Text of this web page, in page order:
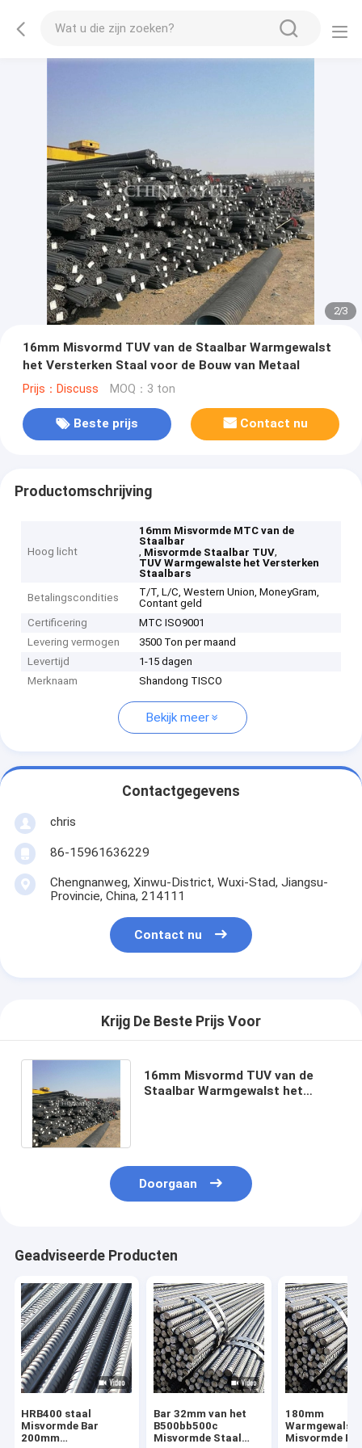
2/3
16mm Misvormd TUV van de Staalbar Warmgewalst
het Versterken Staal voor de Bouw van Metaal
Prijs：Discuss MOQ：3 ton
Beste prijs Contact nu
Productomschrijving
Hoog licht
16mm Misvormde MTC van de
Staalbar
, Misvormde Staalbar TUV,
TUV Warmgewalste het Versterken
Staalbars
Betalingscondities
T/T, L/C, Western Union, MoneyGram,
Contant geld
Certificering
MTC ISO9001
Levering vermogen
3500 Ton per maand
Levertijd
1-15 dagen
Merknaam
Shandong TISCO
Bekijk meer
Contactgegevens
chris
86-15961636229
Chengnanweg, Xinwu-District, Wuxi-Stad, Jiangsu-
Provincie, China, 214111
Contact nu
Krijg De Beste Prijs Voor
16mm Misvormd TUV van de
Staalbar Warmgewalst het
Doorgaan
Geadviseerde Producten
HRB400 staal
Misvormde Bar
200mm
Bar 32mm van het
B500bb500c
Misvormde Staal
180mm
Warmgewalste
Misvormde